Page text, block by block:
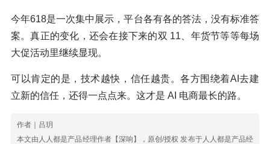
今年618是一次集中展示，平台各有各的答法，没有标准答
案。真正的变化，还会在接下来的双 11、年货节等等每场
大促活动里继续显现。
可以肯定的是，技术越快，信任越贵。各方围绕着AI去建
立新的信任，还得一点点来。这才是 AI 电商最长的路。
作者｜吕玥
本文由人人都是产品经理作者【深响】，原创/授权 发布于人人都是产品经